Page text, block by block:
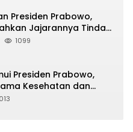
Presiden Prabowo,
Jajarannya Tindak
Online
1099
Presiden Prabowo,
Kesehatan dan
Bergizi Gratis